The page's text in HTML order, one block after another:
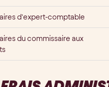
d’expert-comptable
du commissaire aux